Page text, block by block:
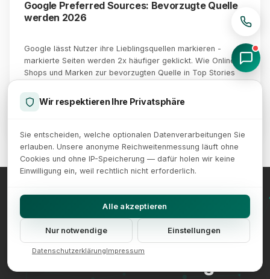
Google Preferred Sources: Bevorzugte Quelle
werden 2026
Google lässt Nutzer ihre Lieblingsquellen markieren -
markierte Seiten werden 2x häufiger geklickt. Wie Online-
Shops und Marken zur bevorzugten Quelle in Top Stories
SEO-SPEZIALISTEN
Wir respektieren Ihre Privatsphäre
Sie entscheiden, welche optionalen Datenverarbeitungen Sie
erlauben. Unsere anonyme Reichweitenmessung läuft ohne
Cookies und ohne IP-Speicherung — dafür holen wir keine
Einwilligung ein, weil rechtlich nicht erforderlich.
Alle akzeptieren
Nur notwendige Einstellungen
DatenschutzerklärungImpressum